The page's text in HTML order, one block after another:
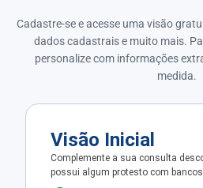
Cadastre-se e acesse uma visão
dados cadastrais e muito mais.
personalize com informações
medida.
Visão Inicial
Complemente a sua consulta
possui algum protesto com